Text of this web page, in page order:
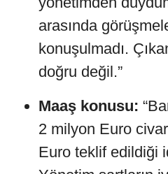
arasında
konuşulmadı.
doğru değil.”
Maaş konusu:
2 milyon Euro
Euro teklif edildiği